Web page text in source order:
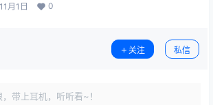
月1日 0
关注 私信
带上耳机，听听看~！